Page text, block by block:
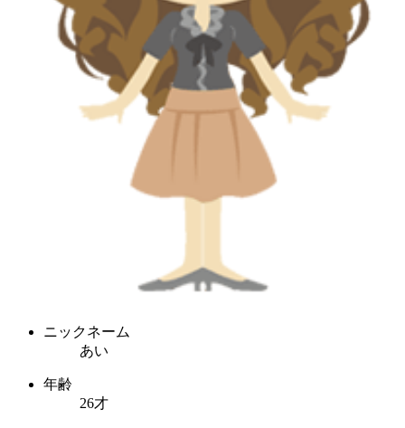
ニックネーム
あい
年齢
26才